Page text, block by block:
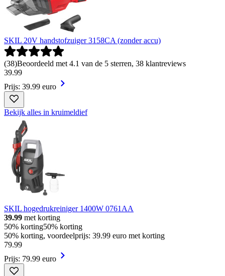
SKIL 20V handstofzuiger 3158CA (zonder accu)
(38)Beoordeeld met 4.1 van de 5 sterren, 38 klantreviews
39.99
Prijs: 39.99 euro
Bekijk alles in kruimeldief
SKIL hogedrukreiniger 1400W 0761AA
39.99 met korting
50% korting50% korting
50% korting, voordeelprijs: 39.99 euro met korting
79.99
Prijs: 79.99 euro